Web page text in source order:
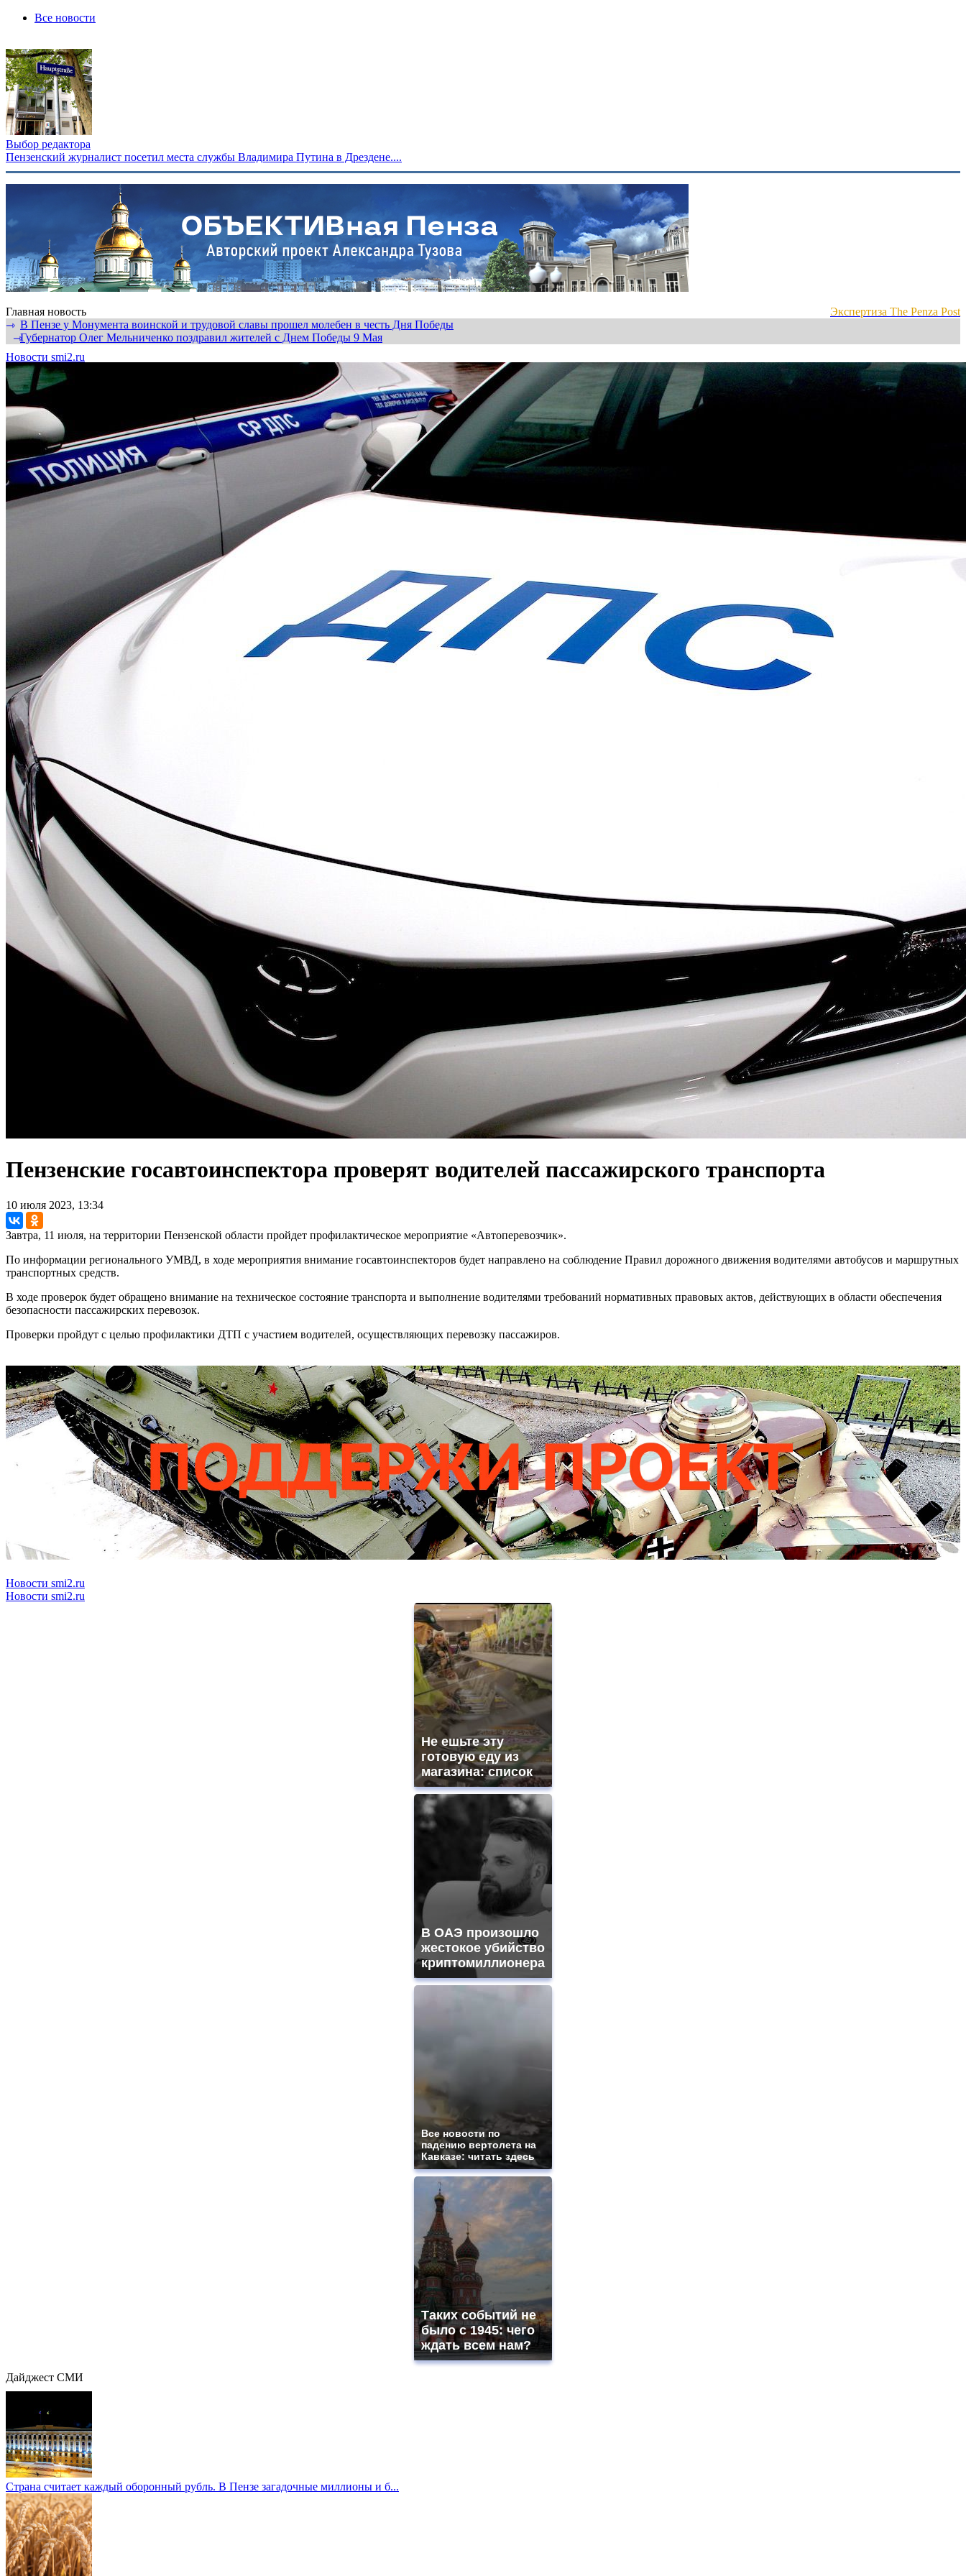
Все новости
Выбор редактора
Пензенский журналист посетил места службы Владимира Путина в Дрездене....
Главная новость
Экспертиза The Penza Post
⇾ В Пензе у Монумента воинской и трудовой славы прошел молебен в честь Дня Победы
⇾Губернатор Олег Мельниченко поздравил жителей с Днем Победы 9 Мая
Новости smi2.ru
Пензенские госавтоинспектора проверят водителей пассажирского транспорта
10 июля 2023, 13:34
Завтра, 11 июля, на территории Пензенской области пройдет профилактическое мероприятие «Автоперевозчик».
По информации регионального УМВД, в ходе мероприятия внимание госавтоинспекторов будет направлено на соблюдение Правил дорожного движения водителями автобусов и маршрутных
транспортных средств.
В ходе проверок будет обращено внимание на техническое состояние транспорта и выполнение водителями требований нормативных правовых актов, действующих в области обеспечения
безопасности пассажирских перевозок.
Проверки пройдут с целью профилактики ДТП с участием водителей, осуществляющих перевозку пассажиров.
Новости smi2.ru
Новости smi2.ru
Не ешьте эту
готовую еду из
магазина: список
В ОАЭ произошло
жестокое убийство
криптомиллионера
Все новости по
падению вертолета на
Кавказе: читать здесь
Таких событий не
было с 1945: чего
ждать всем нам?
Дайджест СМИ
Страна считает каждый оборонный рубль. В Пензе загадочные миллионы и б...